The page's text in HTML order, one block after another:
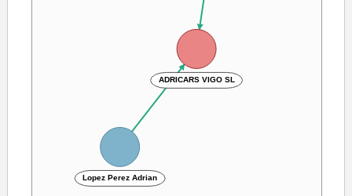
ADRICARS VIGO SL
Lopez Perez Adrian